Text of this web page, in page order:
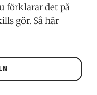
förklarar det på
gör. Så här